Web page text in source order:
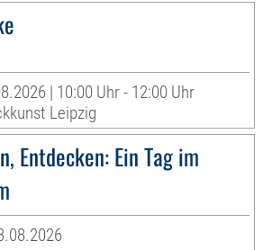
| 10:00 Uhr - 12:00 Uhr
Leipzig
Entdecken: Ein Tag im